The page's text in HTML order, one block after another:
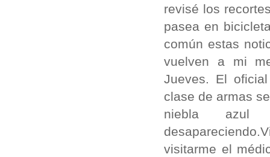
revisé los
pasea en
común estas
vuelven a mi
Jueves. El
clase de armas
niebla azul
visitarme el